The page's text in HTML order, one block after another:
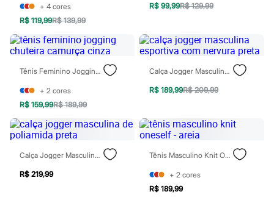
Meias
Pijamas
Sutiãs e Tops
Moda praia
Biquínis
Maiôs
Saídas de praia
Personagens
Plus size
Blusas e Camisetas
Calças
Casacos e Jaquetas
Jeans
Moda esportiva
Shorts e Saias
Vestidos
+ 4 cores
R$ 119,99R$ 139,99
R$ 99,99R$ 129,99
Tênis Feminino Jogging Chuteira Camurça Cinza
+ 2 cores
R$ 159,99R$ 189,99
Calça Jogger Masculina Esportiva Com Nervura Preta
R$ 189,99R$ 209,99
Calça Jogger Masculina De Poliamida Preta
R$ 219,99
Tênis Masculino Knit Oneself - Areia
+ 2 cores
R$ 189,99